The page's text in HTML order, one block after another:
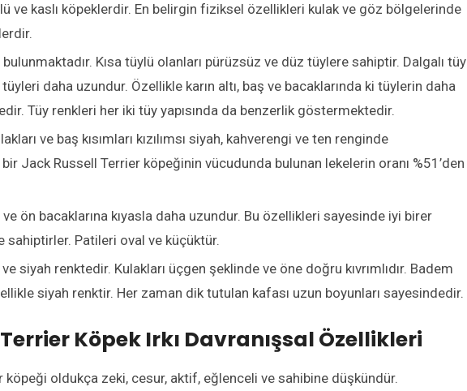
ve kaslı köpeklerdir. En belirgin fiziksel özellikleri kulak ve göz bölgelerinde
bulunmaktadır. Kısa tüylü olanları pürüzsüz ve düz tüylere sahiptir. Dalgalı tüy
tüyleri daha uzundur. Özellikle karın altı, baş ve bacaklarında ki tüylerin daha
Tüy renkleri her iki tüy yapısında da benzerlik göstermektedir.
ve baş kısımları kızılımsı siyah, kahverengi ve ten renginde
Jack Russell Terrier köpeğinin vücudunda bulunan lekelerin oranı %51’den
ve ön bacaklarına kıyasla daha uzundur. Bu özellikleri sayesinde iyi birer
sahiptirler. Patileri oval ve küçüktür.
siyah renktedir. Kulakları üçgen şeklinde ve öne doğru kıvrımlıdır. Badem
siyah renktir. Her zaman dik tutulan kafası uzun boyunları sayesindedir.
Köpek Irkı Davranışsal Özellikleri
köpeği oldukça zeki, cesur, aktif, eğlenceli ve sahibine düşkündür.